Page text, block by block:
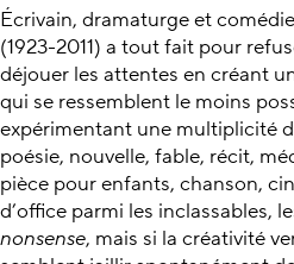
Écrivain, dramaturge et
(1923-2011) a tout fait pour
déjouer les attentes en créant
qui se ressemblent le moins
expérimentant une multiplicité
poésie, nouvelle, fable, récit,
pièce pour enfants, chanson,
d’office parmi les inclassables,
nonsense, mais si la créativité